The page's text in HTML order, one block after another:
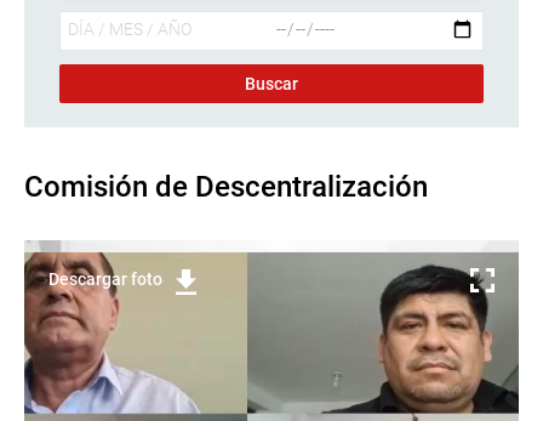
Comisión de Descentralización
Descargar foto